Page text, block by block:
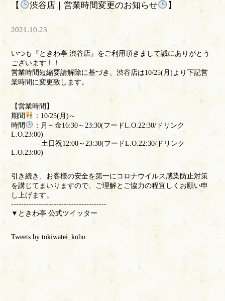
【 渋谷店｜営業時間変更のお知らせ 】
2021.10.23
いつも『ときわ亭 渋谷店』をご利用頂きまして誠にありがとう
ございます！！
営業時間短縮要請解除に基づき、渋谷店は10/25(月)より下記営
業時間に変更致します。
【営業時間】
期間
：10/25(月)～
時間
：月～金16:30～23:30(フードL.O.22:30/ドリンク
L.O.23:00)
土日祝12:00～23:30(フードL.O.22:30/ドリンク
L.O.23:00)
引き続き、お客様の安全を第一にコロナウイルス感染防止対策
を講じてまいりますので、ご理解とご協力の程宜しくお願い申
し上げます。
--------------------------------------
▼ときわ亭 公式ツイッター
Tweets by tokiwatei_koho